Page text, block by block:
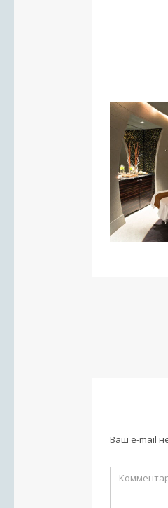
Ваш e-mail